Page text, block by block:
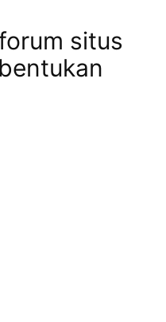
situs